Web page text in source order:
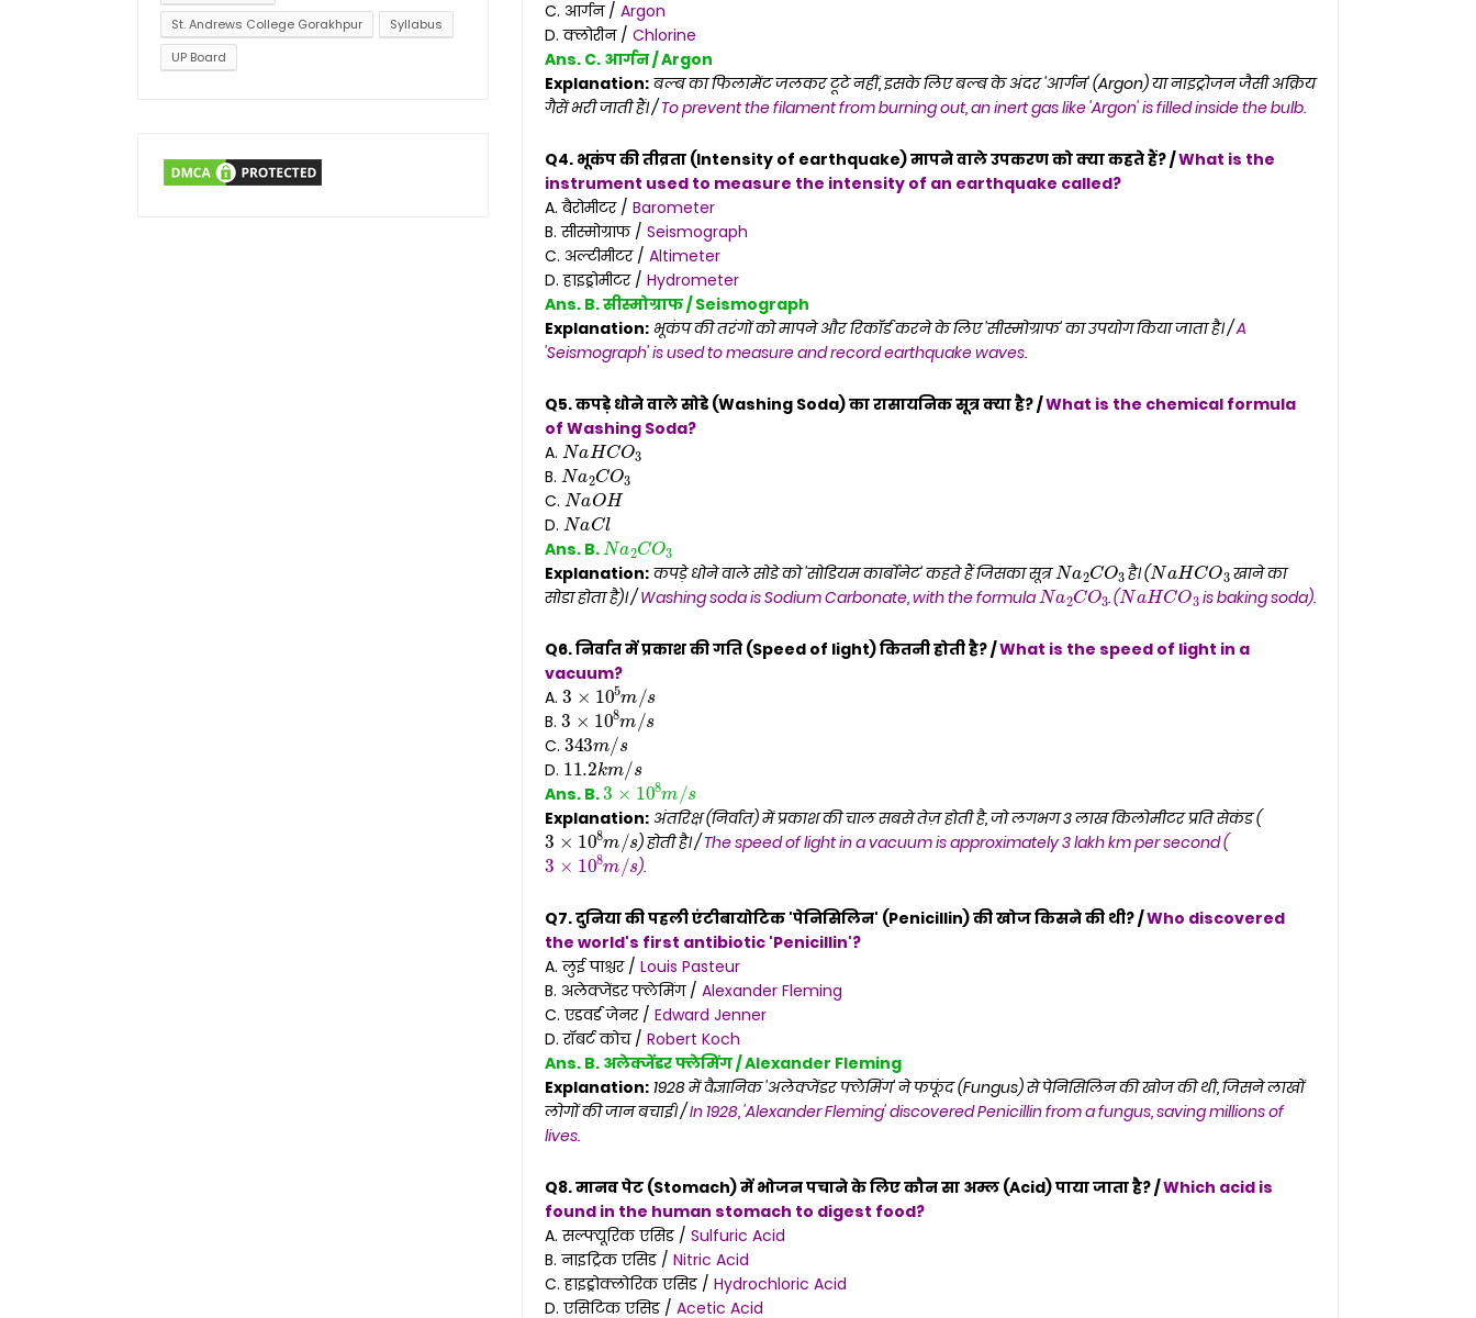
C. आर्गन / Argon
D. क्लोरीन / Chlorine
Ans. C. आर्गन / Argon
Explanation: बल्ब का फिलामेंट जलकर टूटे नहीं, इसके लिए बल्ब के अंदर 'आर्गन' (Argon) या नाइट्रोजन जैसी अक्रिय
गैसें भरी जाती हैं। /To prevent the filament from burning out, an inert gas like 'Argon' is filled inside the bulb.
Q4. भूकंप की तीव्रता (Intensity of earthquake) मापने वाले उपकरण को क्या कहते हैं? /What is the
instrument used to measure the intensity of an earthquake called?
A. बैरोमीटर / Barometer
B. सीस्मोग्राफ / Seismograph
C. अल्टीमीटर / Altimeter
D. हाइड्रोमीटर / Hydrometer
Ans. B. सीस्मोग्राफ / Seismograph
Explanation: भूकंप की तरंगों को मापने और रिकॉर्ड करने के लिए 'सीस्मोग्राफ' का उपयोग किया जाता है। /A
'Seismograph' is used to measure and record earthquake waves.
Q5. कपड़े धोने वाले सोडे (Washing Soda) का रासायनिक सूत्र क्या है? /What is the chemical formula
of Washing Soda?
A.
NaHCO3
B.
Na2CO
C.
NaOH
D.
NaCl
Ans. B.
N
Explanation: कपड़े धोने वाले सोडे को 'सोडियम कार्बोनेट' कहते हैं जिसका सूत्र है। (
खाने का
सोडा होता है)। /Washing soda is Sodium Carbonate, with the formula
Na2CO3
. (
NaHCO3
is baking soda).
Q6. निर्वात में प्रकाश की गति (Speed of light) कितनी होती है? /What is the speed of light in a
vacuum?
A. 3×105 m
B. 3 × 108m/
C.
343m/s
D.
11.2km
Ans. B.3×108 m
Explanation: अंतरिक्ष (निर्वात) में प्रकाश की चाल सबसे तेज़ होती है, जो लगभग 3 लाख किलोमीटर प्रति सेकंड (
3×108m/s
) होती है। /The speed of light in a vacuum is approximately 3 lakh km per second (
3 ×108m/s
).
Q7. दुनिया की पहली एंटीबायोटिक 'पेनिसिलिन' (Penicillin) की खोज किसने की थी? /Who discovered
the world's first antibiotic 'Penicillin'?
A. लुई पाश्चर / Louis Pasteur
B. अलेक्जेंडर फ्लेमिंग / Alexander Fleming
C. एडवर्ड जेनर / Edward Jenner
D. रॉबर्ट कोच / Robert Koch
Ans. B. अलेक्जेंडर फ्लेमिंग / Alexander Fleming
Explanation: 1928 में वैज्ञानिक 'अलेक्जेंडर फ्लेमिंग' ने फफूंद (Fungus) से पेनिसिलिन की खोज की थी, जिसने लाखों
लोगों की जान बचाई। /In 1928, 'Alexander Fleming' discovered Penicillin from a fungus, saving millions of
lives.
Q8. मानव पेट (Stomach) में भोजन पचाने के लिए कौन सा अम्ल (Acid) पाया जाता है? /Which acid is
found in the human stomach to digest food?
A. सल्फ्यूरिक एसिड / Sulfuric Acid
B. नाइट्रिक एसिड / Nitric Acid
C. हाइड्रोक्लोरिक एसिड / Hydrochloric Acid
D. एसिटिक एसिड / Acetic Acid
St. Andrews College Gorakhpur
Syllabus
UP Board